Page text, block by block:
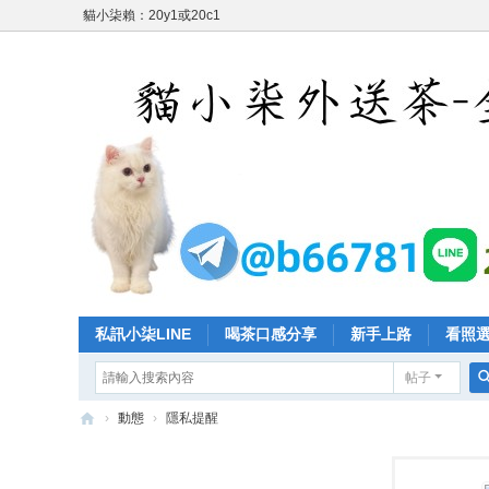
貓小柒賴：20y1或20c1
私訊小柒LINE 喝茶口感分享 新手上路 看照
帖子
› 動態 › 隱私提醒